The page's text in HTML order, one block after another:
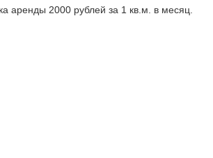
аренды 2000 рублей за 1 кв.м. в месяц.